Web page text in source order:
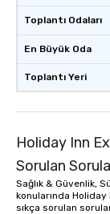
Toplantı Odaları
En Büyük Oda
Toplantı Yeri
Holiday Inn
Sorulan
Sağlık & Güvenlik,
konularında
sıkça sorulan